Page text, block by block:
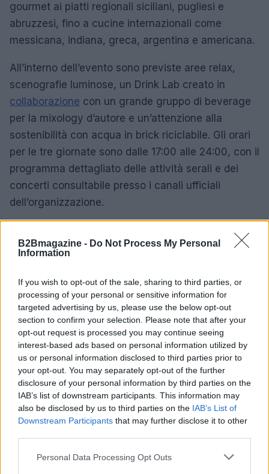
B2Bmagazine - Do Not Process My Personal
Information
If you wish to opt-out of the sale, sharing to third parties, or
processing of your personal or sensitive information for
targeted advertising by us, please use the below opt-out
section to confirm your selection. Please note that after your
opt-out request is processed you may continue seeing
interest-based ads based on personal information utilized by
us or personal information disclosed to third parties prior to
your opt-out. You may separately opt-out of the further
disclosure of your personal information by third parties on the
IAB’s list of downstream participants. This information may
also be disclosed by us to third parties on the IAB’s List of
Downstream Participants that may further disclose it to other
Please note that this website/app uses one or more Google
Personal Data Processing Opt Outs
gourmet ai piatti regionali siciliani, pugliesi e
abruzzesi, fino a cucine internazionali come
messicana, indiana, greca, argentina e americana.
All’interno dell’evento sono previste aree relax,
scenografie luminose, un Drink Lab creato in
collaborazione con un grande gruppo di beverage
per la mixology d’autore e un’attenzione alla
sostenibilità con acqua in brick riciclabile. Gli orari
per le tre giornate sono dalle 17:00 alle 24:00, con il
programma dettagliato delle attività serali e dei
concerti consultabile presso i canali ufficiali
dell’organizzazione.
AUTORE
Edoardo Marchesi